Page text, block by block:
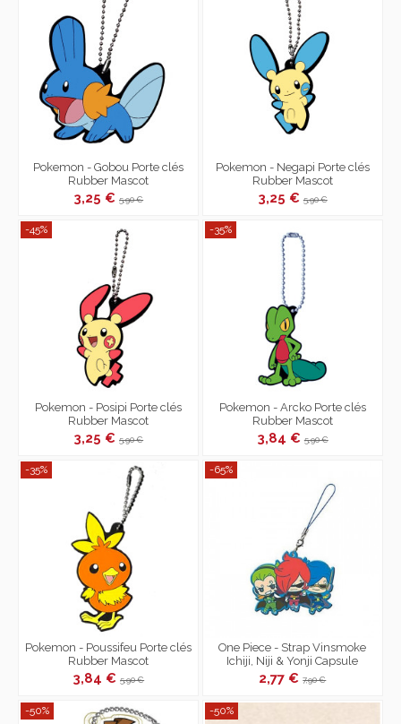
Pokemon - Gobou Porte clés
Rubber Mascot
3,25 €5,90 €
Pokemon - Negapi Porte clés
Rubber Mascot
3,25 €5,90 €
-45%
Pokemon - Posipi Porte clés
Rubber Mascot
3,25 €5,90 €
-35%
Pokemon - Arcko Porte clés
Rubber Mascot
3,84 €5,90 €
-35%
Pokemon - Poussifeu Porte clés
Rubber Mascot
3,84 €5,90 €
-65%
One Piece - Strap Vinsmoke
Ichiji, Niji & Yonji Capsule
Rubber Mascot
2,77 €7,90 €
-50% -50%